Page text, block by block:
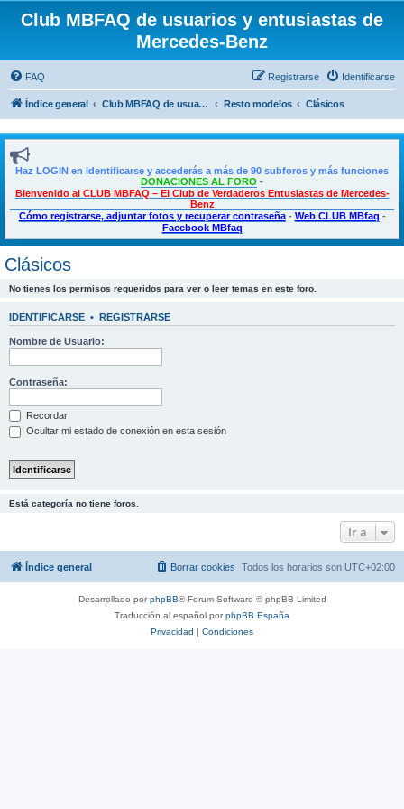
Club MBFAQ de usuarios y entusiastas de
Mercedes-Benz
FAQ Identificarse
Registrarse
Índice general Club MBFAQ de usuarios y entusiastas de Mercedes Benz Resto modelos Clásicos
Haz LOGIN en Identificarse y accederás a más de 90 subforos y más funciones
DONACIONES AL FORO -
Bienvenido al CLUB MBFAQ – El Club de Verdaderos Entusiastas de Mercedes-
Benz
Cómo registrarse, adjuntar fotos y recuperar contraseña- Web CLUB MBfaq -
Facebook MBfaq
Clásicos
No tienes los permisos requeridos para ver o leer temas en este foro.
IDENTIFICARSE • REGISTRARSE
Nombre de Usuario:
Contraseña:
Recordar
Ocultar mi estado de conexión en esta sesión
Está categoría no tiene foros.
Ir a
Índice general Todos los horarios son UTC+02:00
Borrar cookies
Desarrollado porphpBB® Forum Software © phpBB Limited
Traducción al español porphpBB España
Privacidad | Condiciones